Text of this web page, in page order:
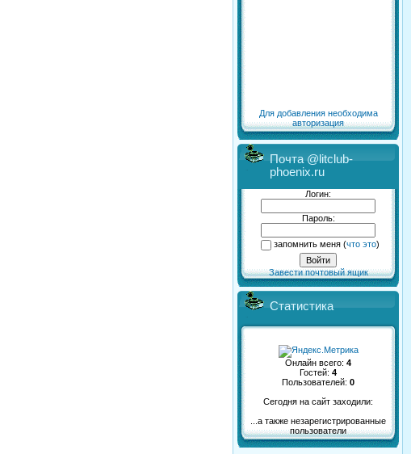
Для добавления необходима
авторизация
Почта @litclub-
phoenix.ru
Логин:
Пароль:
запомнить меня(что это)
Завести почтовый ящик
Статистика
Онлайн всего: 4
Гостей: 4
Пользователей: 0
Сегодня на сайт заходили:
...а также незарегистрированные
пользователи